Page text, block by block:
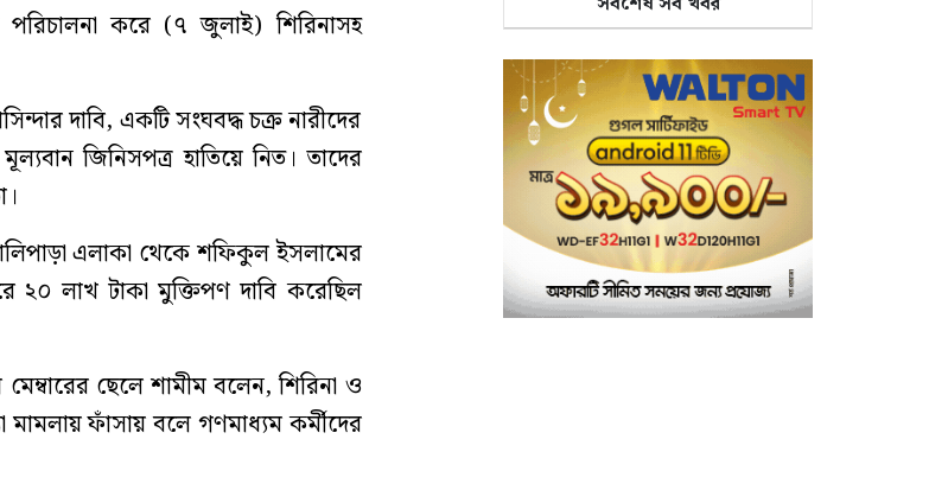
করে (৭ জুলাই) শিরিনাসহ
দাবি, একটি সংঘবদ্ধ চক্র নারীদের
জিনিসপত্র হাতিয়ে নিত। তাদের
এলাকা থেকে শফিকুল ইসলামের
লাখ টাকা মুক্তিপণ দাবি করেছিল
ছেলে শামীম বলেন, শিরিনা ও
ফাঁসায় বলে গণমাধ্যম কর্মীদের
আনোয়ার খালাস
ময়মনসিংহে পুলিশের
অভিযানে একাধিক মামলার
ওয়ারেন্টভুক্ত আসামি ফারুক
গ্রেপ্তার
৬
সম্মিলিত আত্মত্যাগ ও
সংগ্রামের ফলেই
গণঅভ্যুত্থান সফল হয়েছে:
এমপি আবু ওয়াহাব আকন্দ
৭